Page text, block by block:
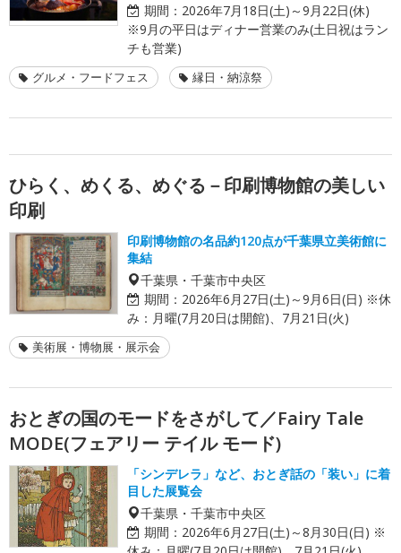
期間： 2026年7月18日(土)～9月22日(休)
※9月の平日はディナー営業のみ(土日祝はラン
チも営業)
グルメ・フードフェス 縁日・納涼祭
ひらく、めくる、めぐる－印刷博物館の美しい
印刷
印刷博物館の名品約120点が千葉県立美術館に
集結
千葉県・千葉市中央区
期間： 2026年6月27日(土)～9月6日(日) ※休
み：月曜(7月20日は開館)、7月21日(火)
美術展・博物展・展示会
おとぎの国のモードをさがして／Fairy Tale
MODE(フェアリー テイル モード)
「シンデレラ」など、おとぎ話の「装い」に着
目した展覧会
千葉県・千葉市中央区
期間： 2026年6月27日(土)～8月30日(日) ※